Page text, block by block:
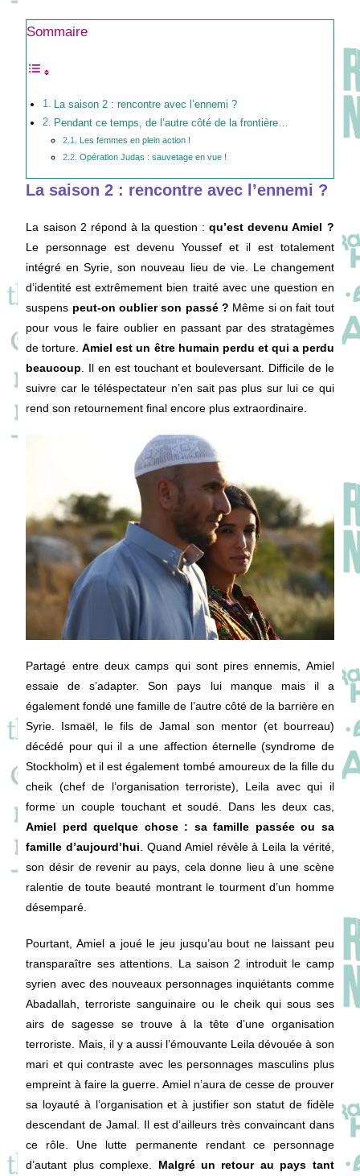
Sommaire
La saison 2 : rencontre avec l’ennemi ?
Pendant ce temps, de l’autre côté de la frontière…
Les femmes en plein action !
Opération Judas : sauvetage en vue !
La saison 2 : rencontre avec l’ennemi ?
La saison 2 répond à la question :qu’est devenu Amiel ?
Le personnage est devenu Youssef et il est totalement
intégré en Syrie, son nouveau lieu de vie. Le changement
d’identité est extrêmement bien traité avec une question en
suspens peut-on oublier son passé ? Même si on fait tout
pour vous le faire oublier en passant par des stratagèmes
de torture.Amiel est un être humain perdu et qui a perdu
beaucoup . Il en est touchant et bouleversant. Difficile de le
suivre car le téléspectateur n’en sait pas plus sur lui ce qui
rend son retournement final encore plus extraordinaire.
Partagé entre deux camps qui sont pires ennemis, Amiel
essaie de s’adapter. Son pays lui manque mais il a
également fondé une famille de l’autre côté de la barrière en
Syrie. Ismaël, le fils de Jamal son mentor (et bourreau)
décédé pour qui il a une affection éternelle (syndrome de
Stockholm) et il est également tombé amoureux de la fille du
cheik (chef de l’organisation terroriste), Leila avec qui il
forme un couple touchant et soudé. Dans les deux cas,
Amiel perd quelque chose : sa famille passée ou sa
famille d’aujourd’hui . Quand Amiel révèle à Leila la vérité,
son désir de revenir au pays, cela donne lieu à une scène
ralentie de toute beauté montrant le tourment d’un homme
désemparé.
Pourtant, Amiel a joué le jeu jusqu’au bout ne laissant peu
transparaître ses attentions. La saison 2 introduit le camp
syrien avec des nouveaux personnages inquiétants comme
Abadallah, terroriste sanguinaire ou le cheik qui sous ses
airs de sagesse se trouve à la tête d’une organisation
terroriste. Mais, il y a aussi l’émouvante Leila dévouée à son
mari et qui contraste avec les personnages masculins plus
empreint à faire la guerre. Amiel n’aura de cesse de prouver
sa loyauté à l’organisation et à justifier son statut de fidèle
descendant de Jamal. Il est d’ailleurs très convaincant dans
ce rôle. Une lutte permanente rendant ce personnage
d’autant plus complexe. Malgré un retour au pays tant